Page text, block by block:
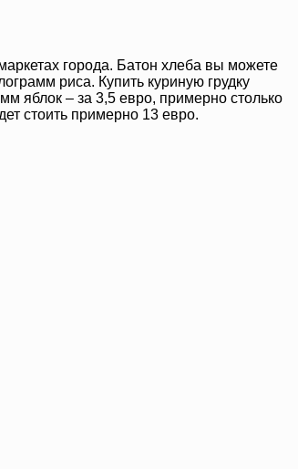
города. Батон хлеба вы можете
риса. Купить куриную грудку
яблок – за 3,5 евро, примерно столько
стоить примерно 13 евро.